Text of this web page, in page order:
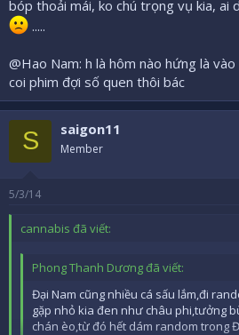
bóp thoải mái, ko chú trọng vụ kia, ai
.....
@Hao Nam: h là hôm nào hứng là
coi phim đợi số quen thôi bác
S saigon11
Member
5/3/14
cannabis đã viết:
Phong Thanh Dương đã viết:
Đại Nam cũng nhiều cá sấu lắm,đi
gặp nhỏ kia đen như châu phi,tưởng
chán èo,từ đó hết dám random trong